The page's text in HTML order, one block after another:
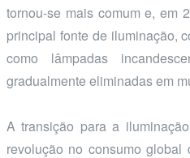
tornou-se mais comum e, em
principal fonte de iluminação,
como lâmpadas
gradualmente eliminadas em
A transição para a
revolução no consumo